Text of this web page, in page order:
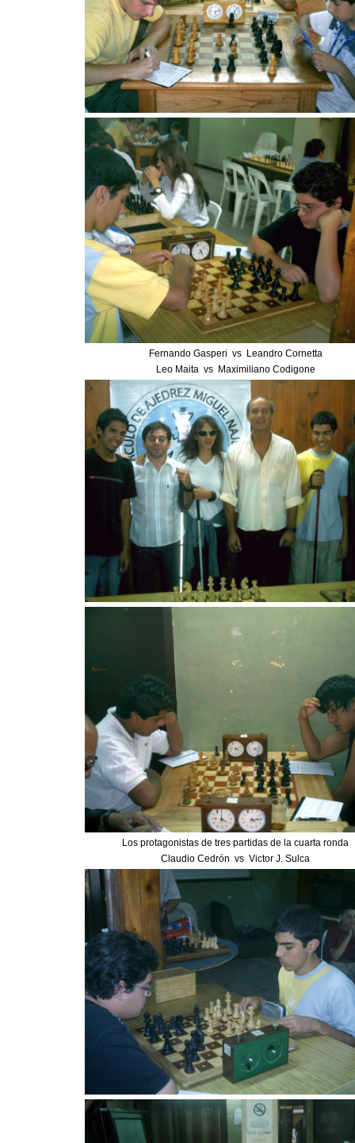
Fernando Gasperi vs Leandro Cornetta
Leo Maita vs Maximiliano Codigone
Los protagonistas de tres partidas de la cuarta ronda
Claudio Cedrón vs Victor J. Sulca